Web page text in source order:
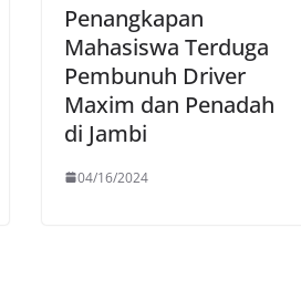
Penangkapan
Mahasiswa Terduga
Pembunuh Driver
Maxim dan Penadah
di Jambi
04/16/2024